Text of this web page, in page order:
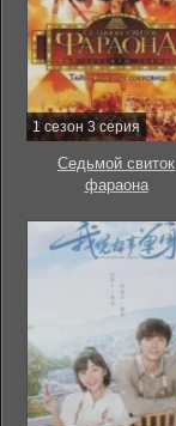
1 сезон 3 серия
Седьмой свиток
фараона